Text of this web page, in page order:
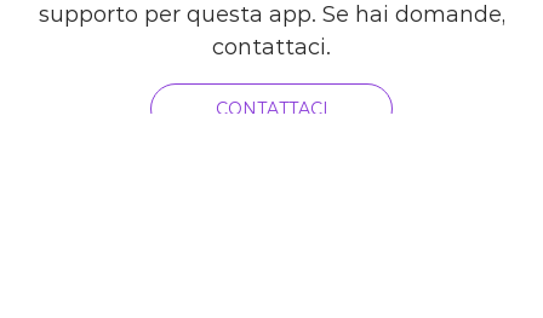
supporto per questa app. Se hai domande,
contattaci.
CONTATTACI